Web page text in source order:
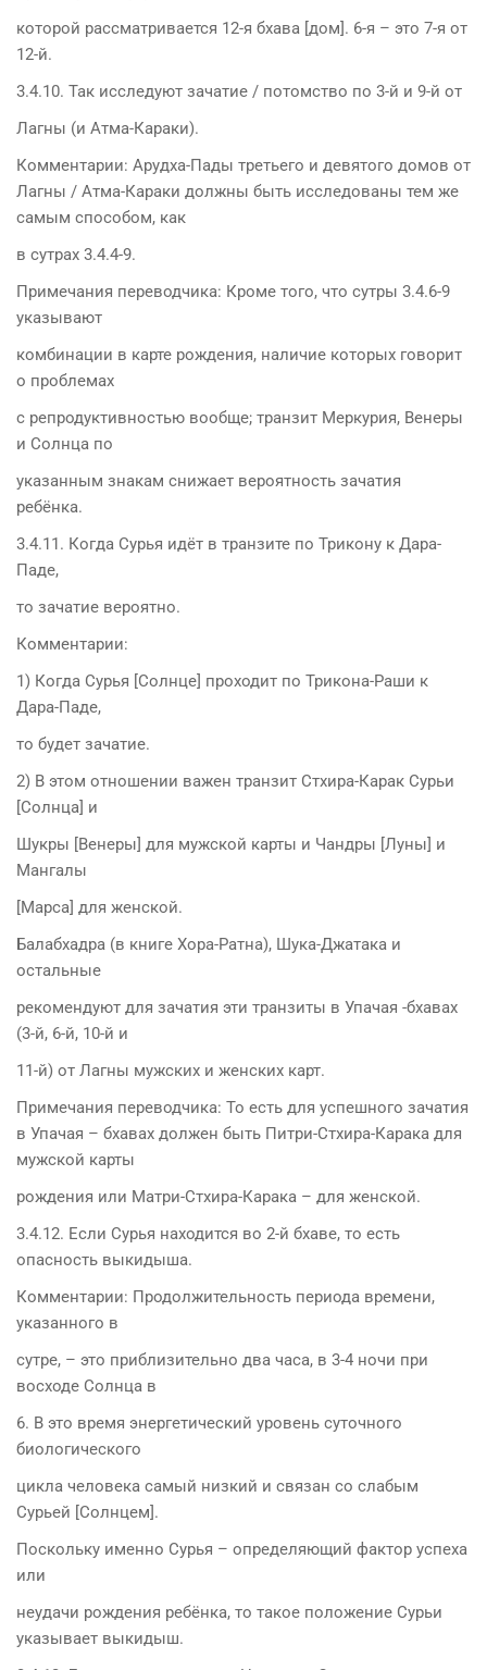
которой рассматривается 12-я бхава [дом]. 6-я – это 7-я от
12-й.
3.4.10. Так исследуют зачатие / потомство по 3-й и 9-й от
Лагны (и Атма-Караки).
Комментарии: Арудха-Пады третьего и девятого домов от
Лагны / Атма-Караки должны быть исследованы тем же
самым способом, как
в сутрах 3.4.4-9.
Примечания переводчика: Кроме того, что сутры 3.4.6-9
указывают
комбинации в карте рождения, наличие которых говорит
о проблемах
с репродуктивностью вообще; транзит Меркурия, Венеры
и Солнца по
указанным знакам снижает вероятность зачатия
ребёнка.
3.4.11. Когда Сурья идёт в транзите по Трикону к Дара-
Паде,
то зачатие вероятно.
Комментарии:
1) Когда Сурья [Солнце] проходит по Трикона-Раши к
Дара-Паде,
то будет зачатие.
2) В этом отношении важен транзит Стхира-Карак Сурьи
[Солнца] и
Шукры [Венеры] для мужской карты и Чандры [Луны] и
Мангалы
[Марса] для женской.
Балабхадра (в книге Хора-Ратна), Шука-Джатака и
остальные
рекомендуют для зачатия эти транзиты в Упачая -бхавах
(3-й, 6-й, 10-й и
11-й) от Лагны мужских и женских карт.
Примечания переводчика: То есть для успешного зачатия
в Упачая – бхавах должен быть Питри-Стхира-Карака для
мужской карты
рождения или Матри-Стхира-Карака – для женской.
3.4.12. Если Сурья находится во 2-й бхаве, то есть
опасность выкидыша.
Комментарии: Продолжительность периода времени,
указанного в
сутре, – это приблизительно два часа, в 3-4 ночи при
восходе Солнца в
6. В это время энергетический уровень суточного
биологического
цикла человека самый низкий и связан со слабым
Сурьей [Солнцем].
Поскольку именно Сурья – определяющий фактор успеха
или
неудачи рождения ребёнка, то такое положение Сурьи
указывает выкидыш.